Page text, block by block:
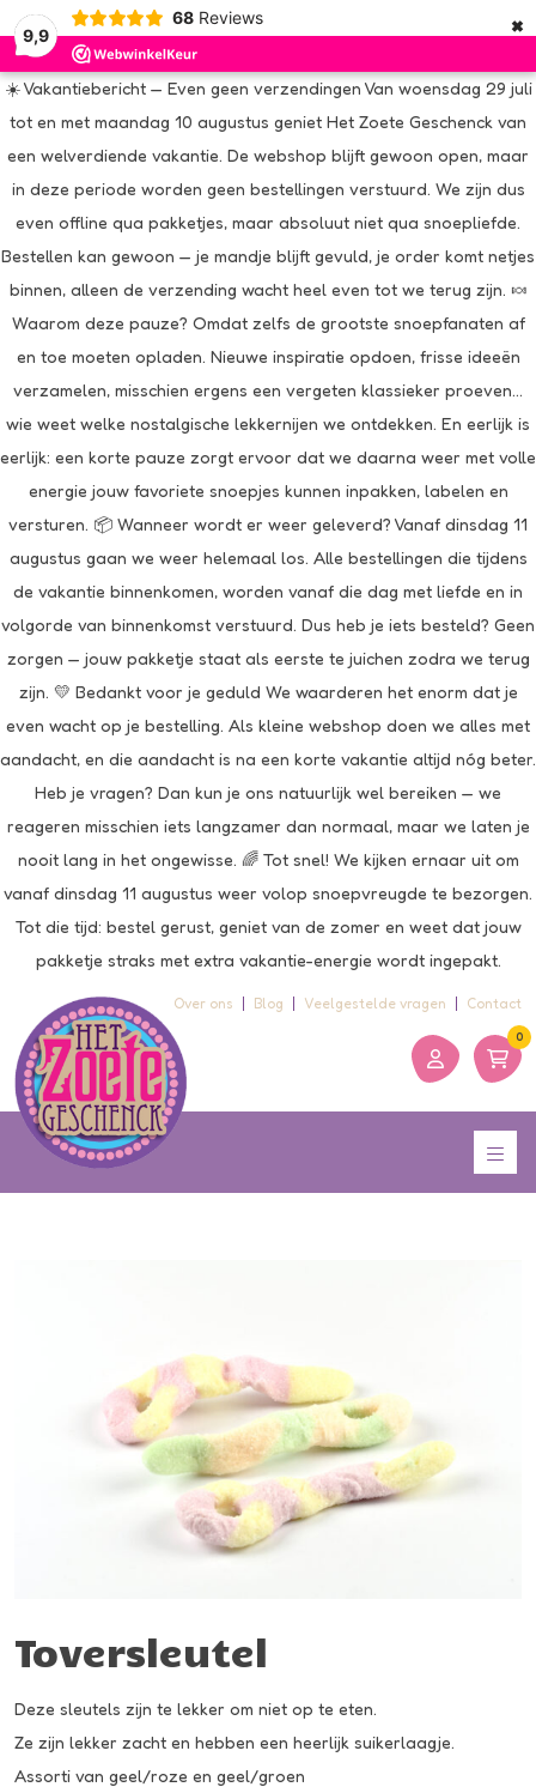
9,9
68 Reviews ×
☀️ Vakantiebericht — Even geen verzendingen Van woensdag 29 juli
tot en met maandag 10 augustus geniet Het Zoete Geschenck van
een welverdiende vakantie. De webshop blijft gewoon open, maar
in deze periode worden geen bestellingen verstuurd. We zijn dus
even offline qua pakketjes, maar absoluut niet qua snoepliefde.
Bestellen kan gewoon — je mandje blijft gevuld, je order komt netjes
binnen, alleen de verzending wacht heel even tot we terug zijn. 🍬
Waarom deze pauze? Omdat zelfs de grootste snoepfanaten af
en toe moeten opladen. Nieuwe inspiratie opdoen, frisse ideeën
verzamelen, misschien ergens een vergeten klassieker proeven…
wie weet welke nostalgische lekkernijen we ontdekken. En eerlijk is
eerlijk: een korte pauze zorgt ervoor dat we daarna weer met volle
energie jouw favoriete snoepjes kunnen inpakken, labelen en
versturen. 📦 Wanneer wordt er weer geleverd? Vanaf dinsdag 11
augustus gaan we weer helemaal los. Alle bestellingen die tijdens
de vakantie binnenkomen, worden vanaf die dag met liefde en in
volgorde van binnenkomst verstuurd. Dus heb je iets besteld? Geen
zorgen — jouw pakketje staat als eerste te juichen zodra we terug
zijn. 💛 Bedankt voor je geduld We waarderen het enorm dat je
even wacht op je bestelling. Als kleine webshop doen we alles met
aandacht, en die aandacht is na een korte vakantie altijd nóg beter.
Heb je vragen? Dan kun je ons natuurlijk wel bereiken — we
reageren misschien iets langzamer dan normaal, maar we laten je
nooit lang in het ongewisse. 🌈 Tot snel! We kijken ernaar uit om
vanaf dinsdag 11 augustus weer volop snoepvreugde te bezorgen.
Tot die tijd: bestel gerust, geniet van de zomer en weet dat jouw
pakketje straks met extra vakantie-energie wordt ingepakt.
Over ons Blog Veelgestelde vragen Contact
0
Deze sleutels zijn te lekker om niet op te eten.
Ze zijn lekker zacht en hebben een heerlijk suikerlaagje.
Assorti van geel/roze en geel/groen
Toversleutel